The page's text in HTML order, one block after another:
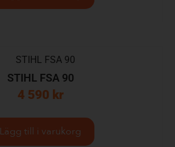
STIHL FSA 90
4 590 kr
Lägg till i varukorg